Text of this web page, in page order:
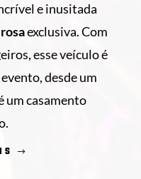
e inusitada
exclusiva. Com
esse veículo é
desde um
um casamento